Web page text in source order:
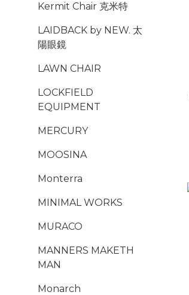
Kermit Chair 克米特
LAIDBACK by NEW. 太
陽眼鏡
LAWN CHAIR
LOCKFIELD
EQUIPMENT
MERCURY
MOOSINA
Monterra
MINIMAL WORKS
MURACO
MANNERS MAKETH
MAN
Monarch